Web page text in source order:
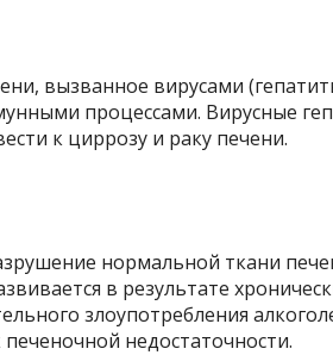
вызванное вирусами
процессами. Вирусные
к циррозу и раку печени.
нормальной ткани
в результате
злоупотребления
недостаточности.